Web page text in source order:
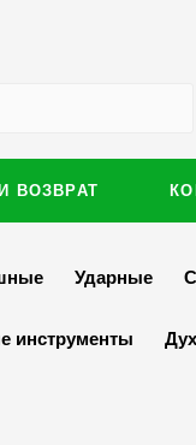
ВОЗВРАТ
Ударные
инструменты